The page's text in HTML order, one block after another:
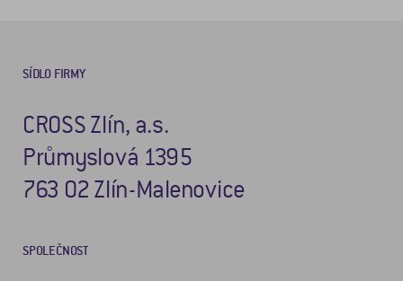
SÍDLO FIRMY
CROSS Zlín, a.s.
Průmyslová 1395
763 02 Zlín-Malenovice
SPOLEČNOST